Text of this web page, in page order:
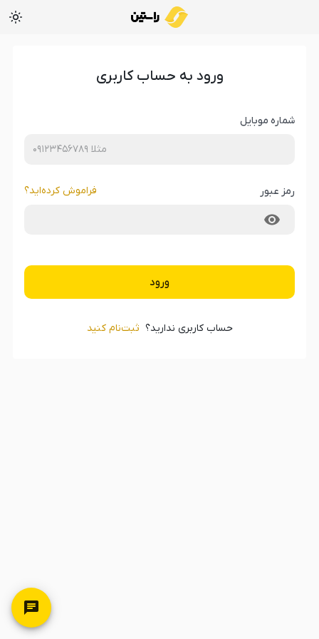
ورود به حساب کاربری
شماره موبایل
رمز عبور فراموش کرده‌‌اید؟
ورود
حساب کاربری ندارید؟ ثبت‌‌نام کنید